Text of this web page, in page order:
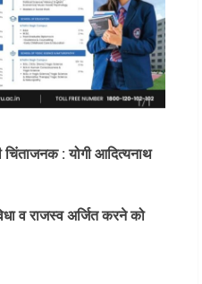
: योगी आदित्यनाथ
व राजस्व अर्जित करने को